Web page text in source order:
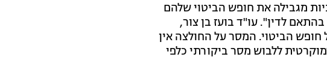
מגבילה את חופש הביטוי שלהם
לדין". ‏עו"ד בועז בן צור,
חופש הביטוי. המסר על החולצה אין
ללבוש מסר ביקורתי כלפי